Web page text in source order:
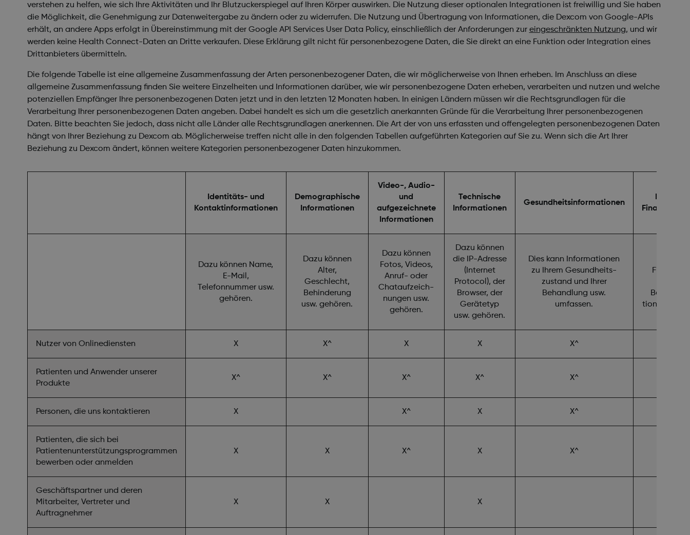
verstehen zu helfen, wie sich Ihre Aktivitäten und Ihr Blutzuckerspiegel auf Ihren Körper auswirken. Die Nutzung dieser optionalen Integrationen ist freiwillig und Sie haben
die Möglichkeit, die Genehmigung zur Datenweitergabe zu ändern oder zu widerrufen. Die Nutzung und Übertragung von Informationen, die Dexcom von Google-APIs
erhält, an andere Apps erfolgt in Übereinstimmung mit der Google API Services User Data Policy, einschließlich der Anforderungen zur eingeschränkten Nutzung, und wir
werden keine Health Connect-Daten an Dritte verkaufen. Diese Erklärung gilt nicht für personenbezogene Daten, die Sie direkt an eine Funktion oder Integration eines
Drittanbieters übermitteln.
Die folgende Tabelle ist eine allgemeine Zusammenfassung der Arten personenbezogener Daten, die wir möglicherweise von Ihnen erheben. Im Anschluss an diese
allgemeine Zusammenfassung finden Sie weitere Einzelheiten und Informationen darüber, wie wir personenbezogene Daten erheben, verarbeiten und nutzen und welche
potenziellen Empfänger Ihre personenbezogenen Daten jetzt und in den letzten 12 Monaten haben. In einigen Ländern müssen wir die Rechtsgrundlagen für die
Verarbeitung Ihrer personenbezogenen Daten angeben. Dabei handelt es sich um die gesetzlich anerkannten Gründe für die Verarbeitung Ihrer personenbezogenen
Daten. Bitte beachten Sie jedoch, dass nicht alle Länder alle Rechtsgrundlagen anerkennen. Die Art der von uns erfassten und offengelegten personenbezogenen Daten
hängt von Ihrer Beziehung zu Dexcom ab. Möglicherweise treffen nicht alle in den folgenden Tabellen aufgeführten Kategorien auf Sie zu. Wenn sich die Art Ihrer
Beziehung zu Dexcom ändert, können weitere Kategorien personenbezogener Daten hinzukommen.
Identitäts- und
Kontaktinformationen
Demographische
Informationen
Video-, Audio-
und
aufgezeichnete
Informationen
Technische
Informationen
Gesundheitsinformationen
Dazu können Name,
E-Mail,
Telefonnummer usw.
gehören.
Dazu können
Alter,
Geschlecht,
Behinderung
usw. gehören.
Dazu können
Fotos, Videos,
Anruf- oder
Chataufzeich-
nungen usw.
gehören.
Dazu können
die IP-Adresse
(Internet
Protocol), der
Browser, der
Gerätetyp
usw. gehören.
Dies kann Informationen
zu Ihrem Gesundheits-
zustand und Ihrer
Behandlung usw.
umfassen.
tionen usw.
Nutzer von Onlinediensten X X^ X X X^
Patienten und Anwender unserer
Produkte
X^ X^ X^ X^ X^
Personen, die uns kontaktieren X X^ X X^
Patienten, die sich bei
Patientenunterstützungsprogrammen
bewerben oder anmelden
X X X^ X X^
Geschäftspartner und deren
Mitarbeiter, Vertreter und
Auftragnehmer
X X X